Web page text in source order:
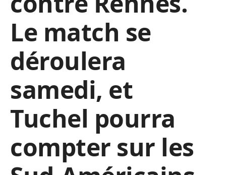
Le match se
déroulera
samedi, et
Tuchel pourra
compter sur les